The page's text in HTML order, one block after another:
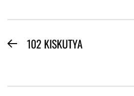
BEJEGYZÉS
Previous102 KISKUTYA